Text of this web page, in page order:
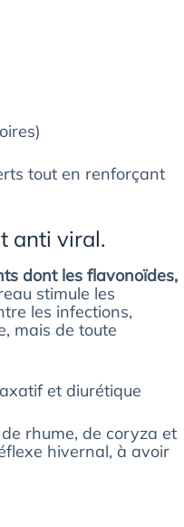
tout en renforçant
anti viral.
dont les flavonoïdes,
stimule les
les infections,
mais de toute
et diurétique
rhume, de coryza et
hivernal, à avoir